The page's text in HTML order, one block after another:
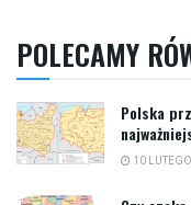
POLECAMY
Polska
10